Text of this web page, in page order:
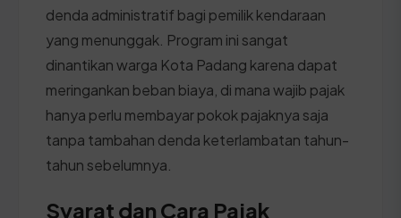
denda administratif bagi pemilik kendaraan
yang menunggak. Program ini sangat
dinantikan warga Kota Padang karena dapat
meringankan beban biaya, di mana wajib pajak
hanya perlu membayar pokok pajaknya saja
tanpa tambahan denda keterlambatan tahun-
tahun sebelumnya.
Syarat dan Cara Pajak